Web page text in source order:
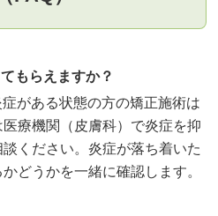
もらえますか？
がある状態の方の矯正施術は
療機関（皮膚科）で炎症を抑
ください。炎症が落ち着いた
どうかを一緒に確認します。